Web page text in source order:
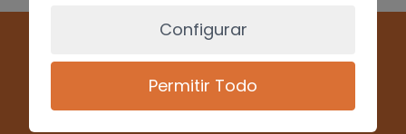
Configurar
Permitir Todo